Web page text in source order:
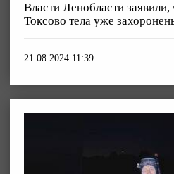
Власти Ленобласти
Токсово тела уже
21.08.2024 11:39